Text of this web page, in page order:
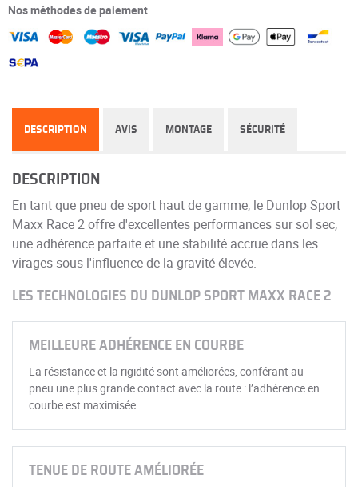
Nos méthodes de paiement
DESCRIPTION AVIS MONTAGE SÉCURITÉ
DESCRIPTION
En tant que pneu de sport haut de gamme, le Dunlop Sport
Maxx Race 2 offre d'excellentes performances sur sol sec,
une adhérence parfaite et une stabilité accrue dans les
virages sous l'influence de la gravité élevée.
LES TECHNOLOGIES DU DUNLOP SPORT MAXX RACE 2
MEILLEURE ADHÉRENCE EN COURBE
La résistance et la rigidité sont améliorées, conférant au
pneu une plus grande contact avec la route : l’adhérence en
courbe est maximisée.
TENUE DE ROUTE AMÉLIORÉE